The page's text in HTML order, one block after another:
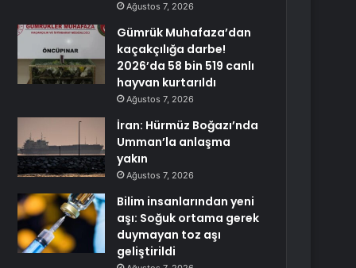
Ağustos 7, 2026
Gümrük Muhafaza’dan
kaçakçılığa darbe!
2026’da 58 bin 519 canlı
hayvan kurtarıldı
Ağustos 7, 2026
İran: Hürmüz Boğazı’nda
Umman’la anlaşma
yakın
Ağustos 7, 2026
Bilim insanlarından yeni
aşı: Soğuk ortama gerek
duymayan toz aşı
geliştirildi